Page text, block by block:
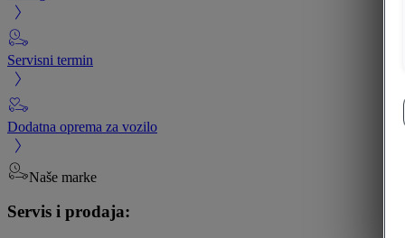
Servisni termin
Dodatna oprema za vozilo
Naše marke
Servis i prodaja: